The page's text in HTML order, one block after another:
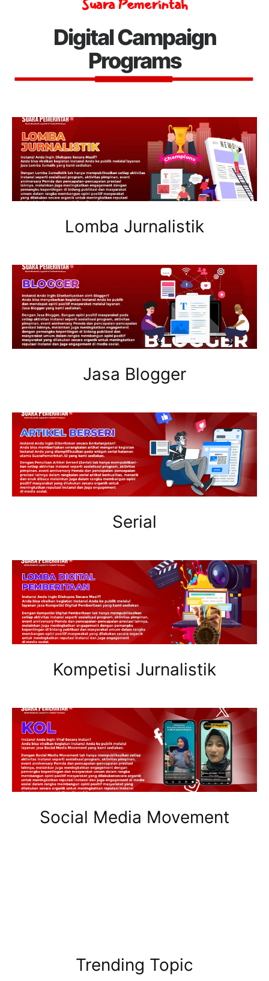
Digital Campaign
Programs
Lomba Jurnalistik
Jasa Blogger
Serial
Kompetisi Jurnalistik
Social Media Movement
Trending Topic